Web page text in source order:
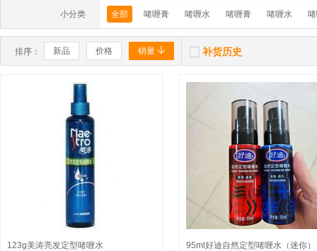
小分类 全部 啫喱膏 啫喱水 啫喱膏 啫喱水
排序： 新品 价格 销量   补货历史
123g美涛亮发定型啫喱水
95ml好迪自然定型啫喱水（迷你）